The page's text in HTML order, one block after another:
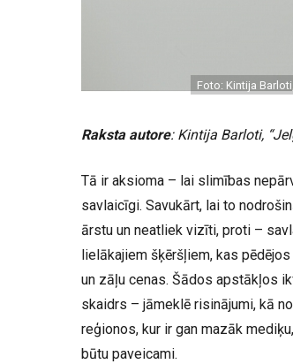
Foto: Kintija
Raksta autore: Kintija Barloti,
Tā ir aksioma – lai slimības
savlaicīgi. Savukārt, lai to
ārstu un neatliek vizīti, proti –
lielākajiem šķēršļiem, kas
un zāļu cenas. Šādos apstākļos
skaidrs – jāmeklē risinājumi, kā
reģionos, kur ir gan mazāk
būtu paveicami.